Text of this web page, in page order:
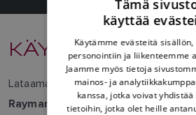
KÄYTTÖEHDOT
Lataamalla mediaresursseja
Raymarinen sisältö on yksinomaan
Tämä
käyttää
Käytämme evästeitä
personointiin ja liikenteemme
Jaamme myös tietoja
mainos- ja
kanssa, jotka voivat
tietoihin, jotka olet heille